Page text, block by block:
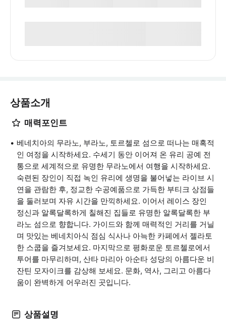
상품소개
매력포인트
베네치아의 무라노, 부라노, 토르첼로 섬으로 떠나는 매혹적
인 여정을 시작하세요. 수세기 동안 이어져 온 유리 공예 전
통으로 세계적으로 유명한 무라노에서 여행을 시작하세요.
숙련된 장인이 직접 녹인 유리에 생명을 불어넣는 라이브 시
연을 관람한 후, 정교한 수공예품으로 가득한 부티크 상점들
을 둘러보며 자유 시간을 만끽하세요. 이어서 레이스 장인
정신과 알록달록하게 칠해진 집들로 유명한 알록달록한 부
라노 섬으로 향합니다. 가이드와 함께 매력적인 거리를 거닐
며 맛있는 베네치아식 점심 식사나 아늑한 카페에서 젤라토
한 스쿱을 즐겨보세요. 마지막으로 평화로운 토르첼로에서
투어를 마무리하며, 산타 마리아 아순타 성당의 아름다운 비
잔틴 모자이크를 감상해 보세요. 문화, 역사, 그리고 아름다
움이 완벽하게 어우러진 곳입니다.
상품설명